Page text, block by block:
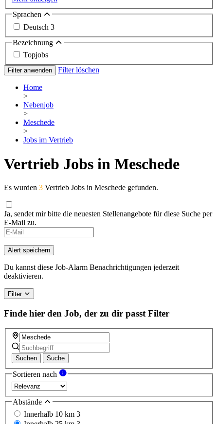
Sprachen
Deutsch 3
Bezeichnung
Topjobs
Filter anwenden Filter löschen
Home
>
Nebenjob
>
Meschede
>
Jobs im Vertrieb
Vertrieb Jobs in Meschede
Es wurden 3 Vertrieb Jobs in Meschede gefunden.
Ja, sendet mir bitte die neuesten Stellenangebote für diese Suche per
E-Mail zu.
If
you
are
a
human,
ignore
field
Alert speichern
Du kannst diese Job-Alarm Benachrichtigungen jederzeit
deaktivieren.
Filter
Finde hier den Job, der zu dir passt Filter
Suchen Suche
Sortieren nach
Abstände
Innerhalb 10 km 3